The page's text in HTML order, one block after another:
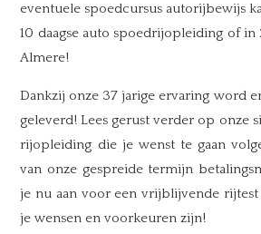
eventuele spoedcursus autorijbewijs
10 daagse auto spoedrijopleiding of
Almere!
Dankzij onze 37 jarige ervaring word
geleverd! Lees gerust verder op onze
rijopleiding die je wenst te gaan
van onze gespreide termijn
je nu aan voor een vrijblijvende rijtest
je wensen en voorkeuren zijn!